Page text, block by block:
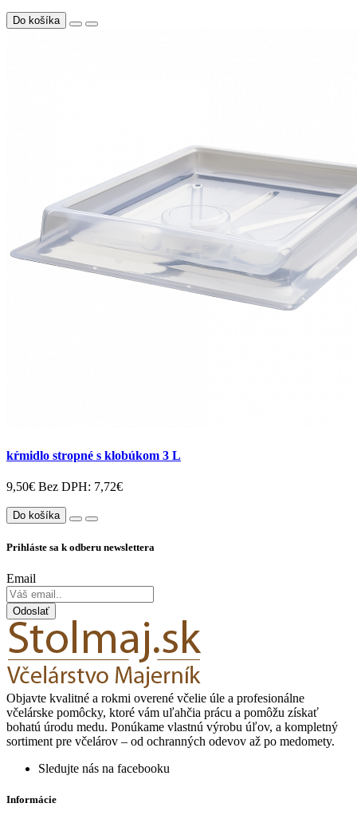
Do košíka
kŕmidlo stropné s klobúkom 3 L
9,50€ Bez DPH: 7,72€
Do košíka
Prihláste sa k odberu newslettera
Email
Odoslať
Objavte kvalitné a rokmi overené včelie úle a profesionálne
včelárske pomôcky, ktoré vám uľahčia prácu a pomôžu získať
bohatú úrodu medu. Ponúkame vlastnú výrobu úľov, a kompletný
sortiment pre včelárov – od ochranných odevov až po medomety.
Sledujte nás na facebooku
Informácie